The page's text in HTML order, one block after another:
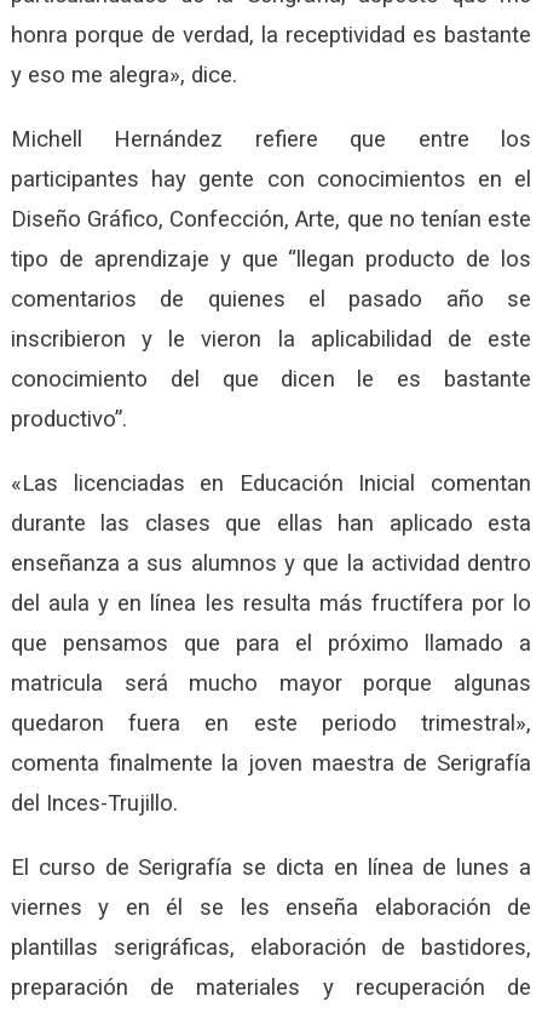
honra porque de verdad, la receptividad es bastante
y eso me alegra», dice.
Michell Hernández refiere que entre los
participantes hay gente con conocimientos en el
Diseño Gráfico, Confección, Arte, que no tenían este
tipo de aprendizaje y que “llegan producto de los
comentarios de quienes el pasado año se
inscribieron y le vieron la aplicabilidad de este
conocimiento del que dicen le es bastante
productivo”.
«Las licenciadas en Educación Inicial comentan
durante las clases que ellas han aplicado esta
enseñanza a sus alumnos y que la actividad dentro
del aula y en línea les resulta más fructífera por lo
que pensamos que para el próximo llamado a
matricula será mucho mayor porque algunas
quedaron fuera en este periodo trimestral»,
comenta finalmente la joven maestra de Serigrafía
del Inces-Trujillo.
El curso de Serigrafía se dicta en línea de lunes a
viernes y en él se les enseña elaboración de
plantillas serigráficas, elaboración de bastidores,
preparación de materiales y recuperación de